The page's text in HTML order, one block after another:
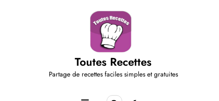
Toutes Recettes
Partage de recettes faciles simples et gratuites